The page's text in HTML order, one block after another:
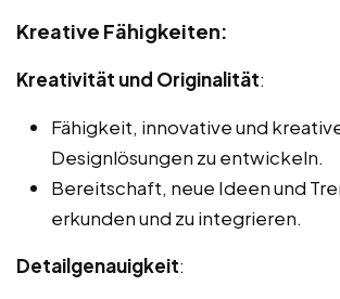
Kreative Fähigkeiten:
Kreativität und Originalität:
Fähigkeit, innovative und
Designlösungen zu entwickeln.
Bereitschaft, neue Ideen und
erkunden und zu integrieren.
Detailgenauigkeit: